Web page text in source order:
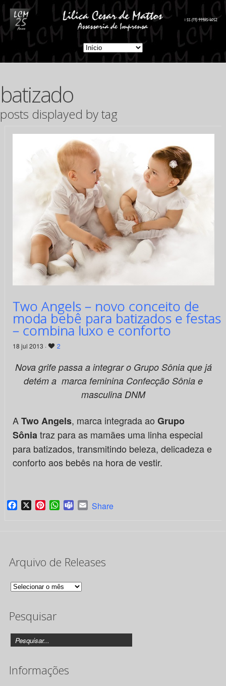
batizado
posts displayed by tag
Two Angels – novo conceito de
moda bebê para batizados e festas
– combina luxo e conforto
18 jul 2013 · 2
Nova grife passa a integrar o Grupo Sônia que já
detém a marca feminina Confecção Sônia e
masculina DNM
ATwo Angels, marca integrada ao Grupo
Sôniatraz para as mamães uma linha especial
para batizados, transmitindo beleza, delicadeza e
conforto aos bebês na hora de vestir.
Facebook
X PinterestWhatsApp
TeamsEmail
Share
Arquivo de Releases
Arquivo
Releases
Pesquisar
Informações